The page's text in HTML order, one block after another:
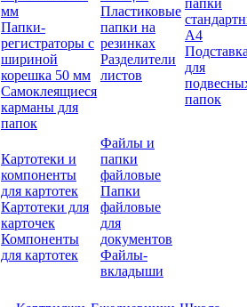
мм
Папки-
регистраторы с
шириной
корешка 50 мм
Самоклеящиеся
карманы для
папок
Пластиковые
папки на
резинках
Разделители
листов
папки
А4
для
папок
Картотеки и
компоненты
для картотек
Картотеки для
карточек
Компоненты
для картотек
Файлы и
папки
файловые
Папки
файловые
для
документов
Файлы-
вкладыши